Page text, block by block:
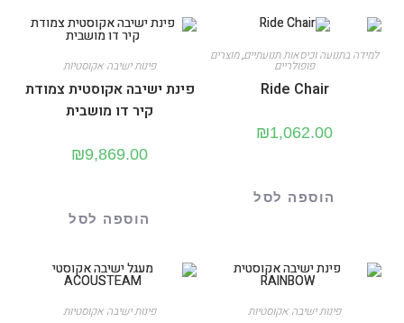
למידה בתנועה וכיסאות תנועתיים,מוצרים
פופולריים
Ride Chair
₪1,062.00
הוספה לסל
פינות ישיבה אקוסטיות
פינת ישיבה אקוסטית צמודת
קיר דו מושבית
₪9,869.00
הוספה לסל
פינות ישיבה אקוסטיות פינות ישיבה אקוסטיות